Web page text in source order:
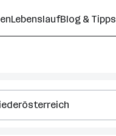
LebenslaufBlog & Tipps